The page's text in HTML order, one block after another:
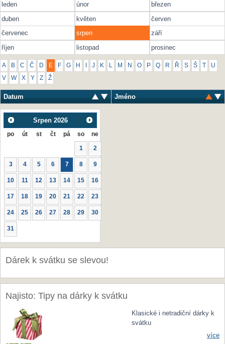
leden únor
březen
duben
květen
červen
červenec
srpen
září
říjen
listopad prosinec
A B C Č D E F G H J K L M N O P Q R Ř S Š U
V W X Y Z Ž
Datum Jméno
Srpen 2026
po út st čt pá so ne
1 2
3 4 5 6 7 8 9
10 11 12 13 14 15 16
17 18 19 20 21 22 23
24 25 26 27 28 29 30
31
Dárek k svátku se slevou!
Najisto: Tipy na dárky k svátku
Klasické i netradiční dárky k
svátku
více